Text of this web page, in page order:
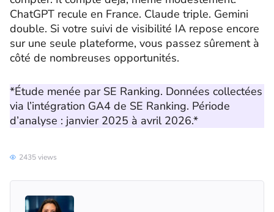
ChatGPT recule en France. Claude triple. Gemini
double. Si votre suivi de visibilité IA repose encore
sur une seule plateforme, vous passez sûrement à
côté de nombreuses opportunités.
*Étude menée par SE Ranking. Données collectées
via l’intégration GA4 de SE Ranking. Période
d’analyse : janvier 2025 à avril 2026.*
2435 views